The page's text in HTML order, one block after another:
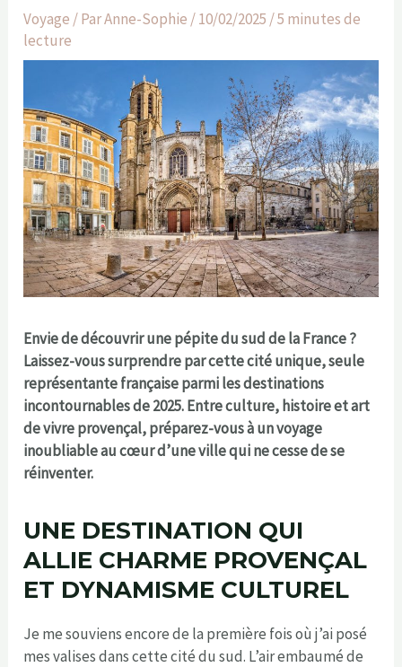
Voyage / ParAnne-Sophie /10/02/2025 /5 minutes de
lecture
Envie de découvrir une pépite du sud de la France ?
Laissez-vous surprendre par cette cité unique, seule
représentante française parmi les destinations
incontournables de 2025. Entre culture, histoire et art
de vivre provençal, préparez-vous à un voyage
inoubliable au cœur d’une ville qui ne cesse de se
réinventer.
UNE DESTINATION QUI
ALLIE CHARME PROVENÇAL
ET DYNAMISME CULTUREL
Je me souviens encore de la première fois où j’ai posé
mes valises dans cette cité du sud. L’air embaumé de